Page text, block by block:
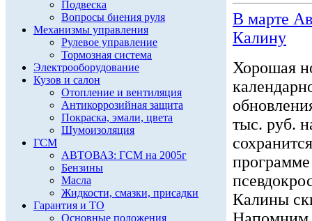
Подвеска
Вопросы биения руля
Механизмы управления
Рулевое управление
Тормозная система
Электрооборудование
Кузов и салон
Отопление и вентиляция
Антикоррозийная защита
Покраска, эмали, цвета
Шумоизоляция
ГСМ
АВТОВАЗ: ГСМ на 2005г
Бензины
Масла
Жидкости, смазки, присадки
Гарантия и ТО
Основные положения
В марте
Калину
Хорошая
тыс. руб.
Калины